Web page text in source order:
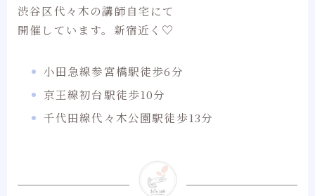
渋谷区代々木の講師自宅にて
開催しています。新宿近く♡
小田急線参宮橋駅徒歩6分
京王線初台駅徒歩10分
千代田線代々木公園駅徒歩13分